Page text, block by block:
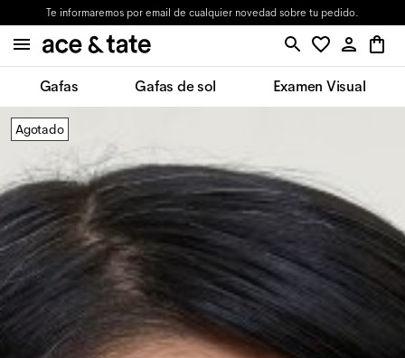
Te informaremos por email de cualquier novedad sobre tu pedido.
Gafas Gafas de sol Examen Visual
Agotado